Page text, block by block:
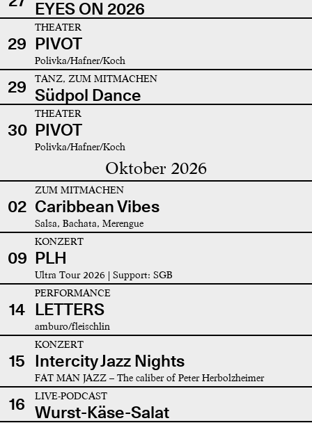
EYES ON 2026
29
THEATER
PIVOT
Polivka/Hafner/Koch
29 TANZ, ZUM MITMACHEN
Südpol Dance
30
THEATER
PIVOT
Polivka/Hafner/Koch
Oktober 2026
02
ZUM MITMACHEN
Caribbean Vibes
Salsa, Bachata, Merengue
09
KONZERT
PLH
Ultra Tour 2026 | Support: SGB
14
PERFORMANCE
LETTERS
amburo/fleischlin
15
KONZERT
Intercity Jazz Nights
FAT MAN JAZZ – The caliber of Peter Herbolzheimer
16 LIVE-PODCAST
Wurst-Käse-Salat